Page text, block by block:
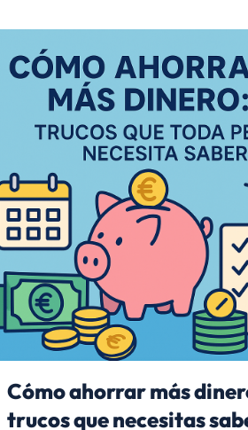
Cómo ahorrar más
trucos que necesitas